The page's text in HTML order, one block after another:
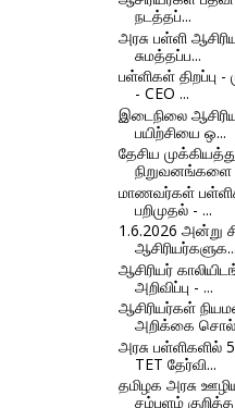
நடத்தப்...
அரசு பள்ளி
சுமத்தப்ப...
பள்ளிகள் திறப்பு
- CEO ...
இடைநிலை
பயிற்சியை ஒ...
தேசிய
நிறுவனங்களை
மாணவர்கள்
பறிமுதல் - ...
1.6.2026 அன்று
ஆசிரியர்களுக...
ஆசிரியர்
அறிவிப்பு - ...
ஆசிரியர்கள்
அறிக்கை
அரசு பள்ளிகளில்
TET தேர்வி...
தமிழக அரசு
சம்பளம்